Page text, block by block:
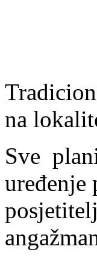
na
Sve
uređenje